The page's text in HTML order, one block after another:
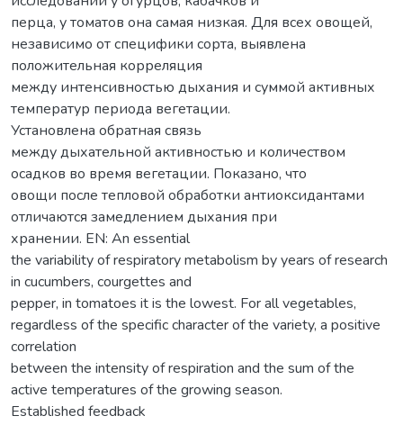
перца, у томатов она самая низкая. Для всех овощей,
независимо от специфики сорта, выявлена
положительная корреляция
между интенсивностью дыхания и суммой активных
температур периода вегетации.
Установлена обратная связь
между дыхательной активностью и количеством
осадков вo время вегетации. Показано, что
овощи после тепловой обработки антиоксидантами
отличаются замедлением дыхания при
хранении. EN: An essential
the variability of respiratory metabolism by years of research
in cucumbers, courgettes and
pepper, in tomatoes it is the lowest. For all vegetables,
regardless of the specific character of the variety, a positive
correlation
between the intensity of respiration and the sum of the
active temperatures of the growing season.
Established feedback